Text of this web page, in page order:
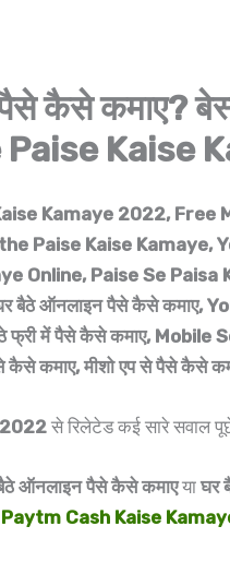
कैसे कमाए?
Kaise
Kamaye 2022,
Paise Kaise Kamaye,
Online, Paise Se Paisa
बैठे ऑनलाइन पैसे कैसे कमाए,
फ्री में पैसे कैसे कमाए,
कैसे कमाए, मीशो एप से पैसे कैसे
से रिलेटेड कई सारे सवाल
ऑनलाइन पैसे कैसे कमाएया घर
Cash Kaise